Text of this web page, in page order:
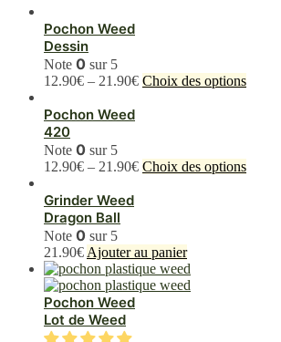
Pochon Weed
Dessin
Note 0 sur 5
12.90€ – 21.90€ Choix des optionsCe
Les
options
Pochon Weed
420
Note 0 sur 5
12.90€ – 21.90€ Choix des optionsCe
Grinder Weed
Dragon Ball
Note 0 sur 5
21.90€ Ajouter au panier
Pochon Weed
Lot de Weed